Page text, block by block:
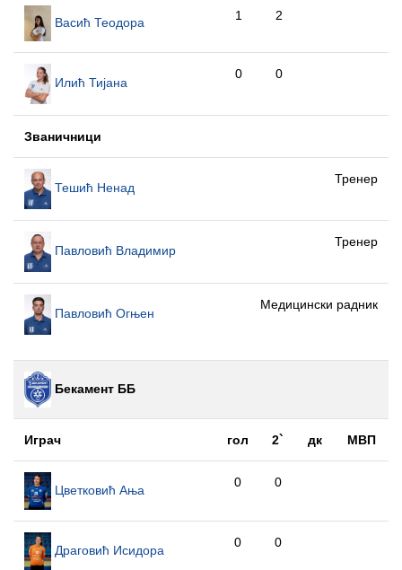
Васић Теодора 1 2
Илић Тијана
0 0
Званичници
Тешић Ненад
Тренер
Павловић Владимир
Тренер
Павловић Огњен
Медицински радник
Бекамент ББ
Играч гол 2` дк МВП
Цветковић Ања
0 0
Драговић Исидора
0 0